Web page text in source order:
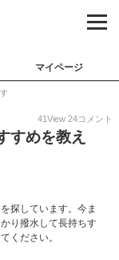
マイページ
41View 24コメント
すめを教え
探しています。今ま
り撥水して長持ちす
ください。